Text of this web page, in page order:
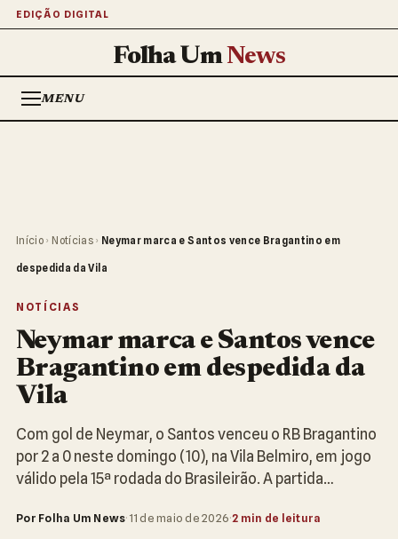
EDIÇÃO DIGITAL
Folha UmNews
MENU
Início › Notícias › Neymar marca e Santos vence Bragantino em
despedida da Vila
NOTÍCIAS
Neymar marca e Santos vence
Bragantino em despedida da
Vila
Com gol de Neymar, o Santos venceu o RB Bragantino
por 2 a 0 neste domingo (10), na Vila Belmiro, em jogo
válido pela 15ª rodada do Brasileirão. A partida…
Por Folha Um News· 11 de maio de 2026·2 min de leitura